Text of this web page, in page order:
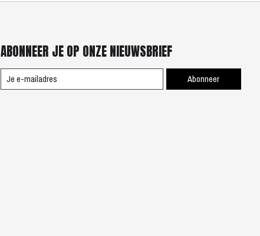
ABONNEER JE OP ONZE NIEUWSBRIEF
Abonneer